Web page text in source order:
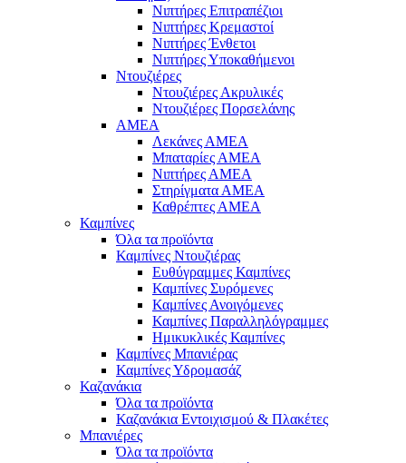
Νιπτήρες Επιτραπέζιοι
Νιπτήρες Κρεμαστοί
Νιπτήρες Ένθετοι
Νιπτήρες Υποκαθήμενοι
Ντουζιέρες
Ντουζιέρες Ακρυλικές
Ντουζιέρες Πορσελάνης
ΑΜΕΑ
Λεκάνες ΑΜΕΑ
Μπαταρίες ΑΜΕΑ
Νιπτήρες ΑΜΕΑ
Στηρίγματα ΑΜΕΑ
Καθρέπτες ΑΜΕΑ
Καμπίνες
Όλα τα προϊόντα
Καμπίνες Ντουζιέρας
Ευθύγραμμες Καμπίνες
Καμπίνες Συρόμενες
Καμπίνες Ανοιγόμενες
Καμπίνες Παραλληλόγραμμες
Ημικυκλικές Καμπίνες
Καμπίνες Μπανιέρας
Καμπίνες Υδρομασάζ
Καζανάκια
Όλα τα προϊόντα
Καζανάκια Εντοιχισμού & Πλακέτες
Μπανιέρες
Όλα τα προϊόντα